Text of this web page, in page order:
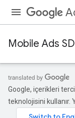
Mobile Ads
Google, içerikleri
teknolojisini kullanır.